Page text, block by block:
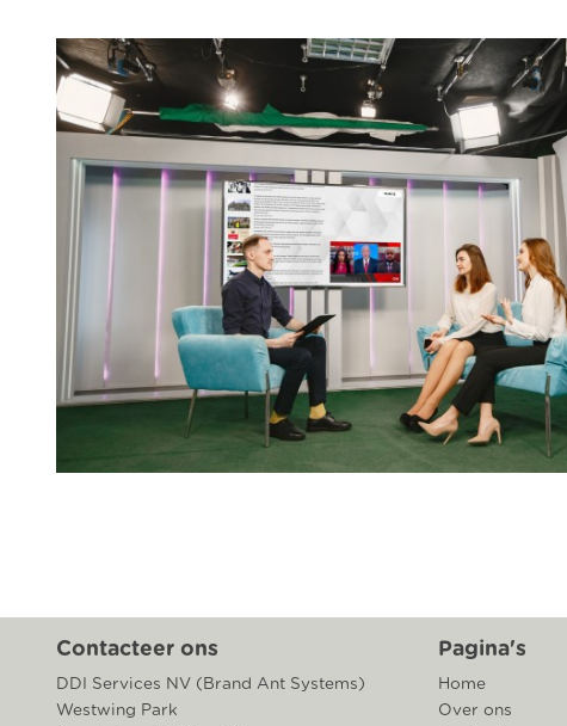
Contacteer ons
DDI Services NV (Brand Ant Systems)
Westwing Park
Pagina's
Home
Over ons